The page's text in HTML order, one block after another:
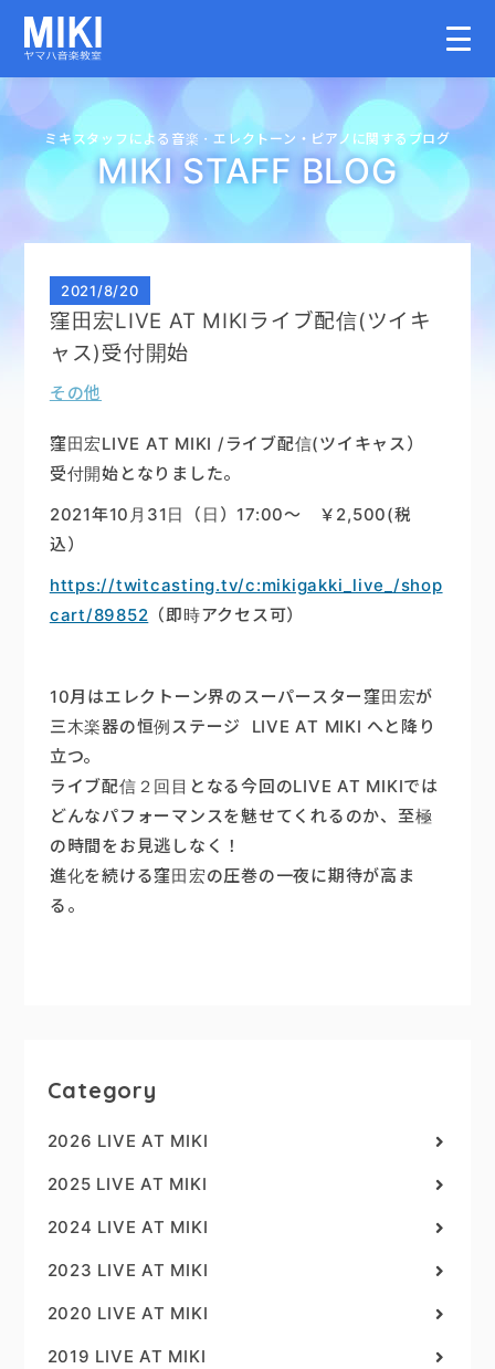
HOME
大人のコース
講師募集情報
イベント情報
楽器販売
ミキスタッフによる音楽・エレクトーン・ ピアノに関するブログ
MIKI STAFF BLOG
2021/8/20
窪田宏LIVE AT MIKIライブ配信(ツイキ
ャス)受付開始
その他
窪田宏LIVE AT MIKI /ライブ配信(ツイキャス）
受付開始となりました。
2021年10月31日（日）17:00〜 ￥2,500(税
込）
https://twitcasting.tv/c:mikigakki_live_/shop
cart/89852 （即時アクセス可）
10月はエレクトーン界のスーパースター窪田宏が
三木楽器の恒例ステージ LIVE AT MIKI へと降り
立つ。
ライブ配信２回目となる今回のLIVE AT MIKIでは
どんなパフォーマンスを魅せてくれるのか、至極
の時間をお見逃しなく！
進化を続ける窪田宏の圧巻の一夜に期待が高ま
る。
Category
2026 LIVE AT MIKI
2025 LIVE AT MIKI
2024 LIVE AT MIKI
2023 LIVE AT MIKI
2020 LIVE AT MIKI
2019 LIVE AT MIKI